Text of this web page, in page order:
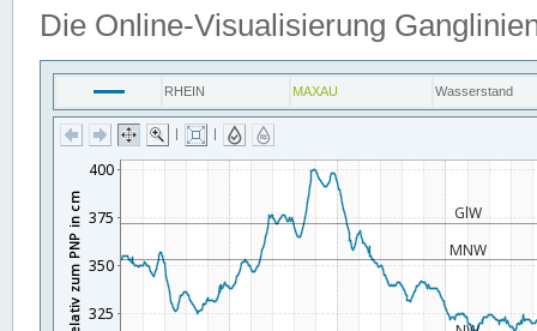
Die Online-Visualisierung